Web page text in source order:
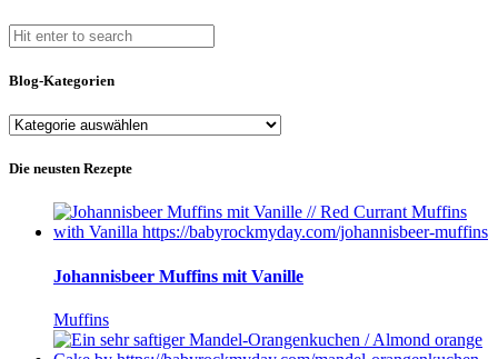
Blog-Kategorien
Blog-
Die neusten Rezepte
Johannisbeer Muffins mit Vanille
Muffins